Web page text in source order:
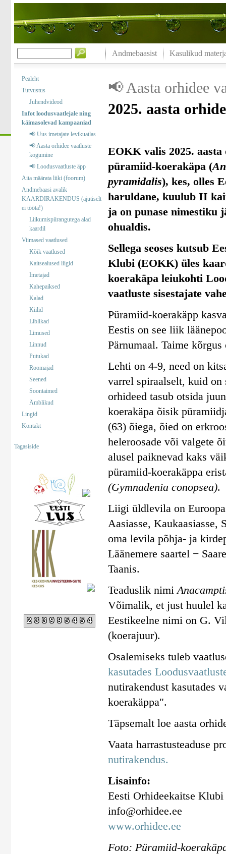
Andmebaasist Kasulikud
Pealeht
Tutvustus
Juhendvideod
Infot loodusvaatlejale ning
käimasolevad kampaaniad
📢 Uus imetajate levikuatlas
📢 Aasta orhidee vaatluste
kogumine
📢 Loodusvaatluste äpp
Aita määrata liiki (foorum)
Andmebaasi avalik
KAARDIRAKENDUS (ajutiselt
ei tööta!)
Liikumispiirangutega alad
kaardil
Viimased vaatlused
Kõik vaatlused
Kaitsealused liigid
Imetajad
Kahepaiksed
Kalad
Kiilid
Liblikad
Limused
Linnud
Putukad
Roomajad
Seened
Soontaimed
Ämblikud
Lingid
Kontakt
Tagasiside
233995454
📢 Aasta orhidee
2025. aasta
EOKK valis 2025. aasta
püramiid-koerakäpa (
pyramidalis), kes, olles
haruldane, kuulub II
ja on punase nimestiku
ohualdis.
Sellega seoses kutsub
Klubi (EOKK) üles
koerakäpa leiukohti
vaatluste sisestajate
Püramiid-koerakäpp
Eestis on see liik
Pärnumaal. Taime
Lehti on 4-9, need on
varrel spiraalselt, kuid on
orhideed tasub otsida
koerakäpa õisik
(63) õiega, õied on
heleroosade või valgete
alusel paiknevad kaks
püramiid-koerakäppa
(Gymnadenia conopsea).
Liigi üldlevila on
Aasiasse, Kaukaasiasse,
oma levila põhja- ja
Läänemere saartel −
Taanis.
Teaduslik nimi
Võimalik, et just huulel
Eestikeelne nimi on G.
(koerajuur).
Osalemiseks tuleb
kasutades
nutirakendust kasutades
koerakäppa".
Täpsemalt loe aasta
Vaata harrastusteaduse
nutirakendus.
Lisainfo:
Eesti Orhideekaitse Klubi
info@orhidee.ee
www.orhidee.ee
Foto: Püramiid-